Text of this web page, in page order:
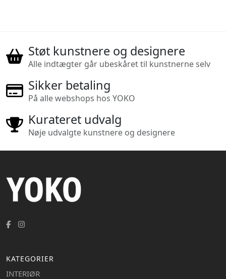
Støt kunstnere og designere
Alle indtægter går ubeskåret til kunstnerne selv
Sikker betaling
På alle webshops hos YOKO
Kurateret udvalg
Nøje udvalgte kunstnere og designere
KATEGORIER
INTERIØR